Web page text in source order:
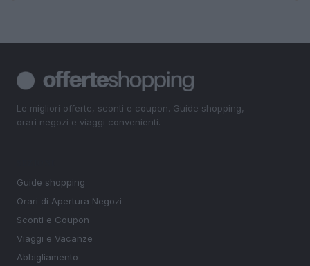
Le migliori offerte, sconti e coupon. Guide shopping,
orari negozi e viaggi convenienti.
Guide shopping
Orari di Apertura Negozi
Sconti e Coupon
Viaggi e Vacanze
Abbigliamento